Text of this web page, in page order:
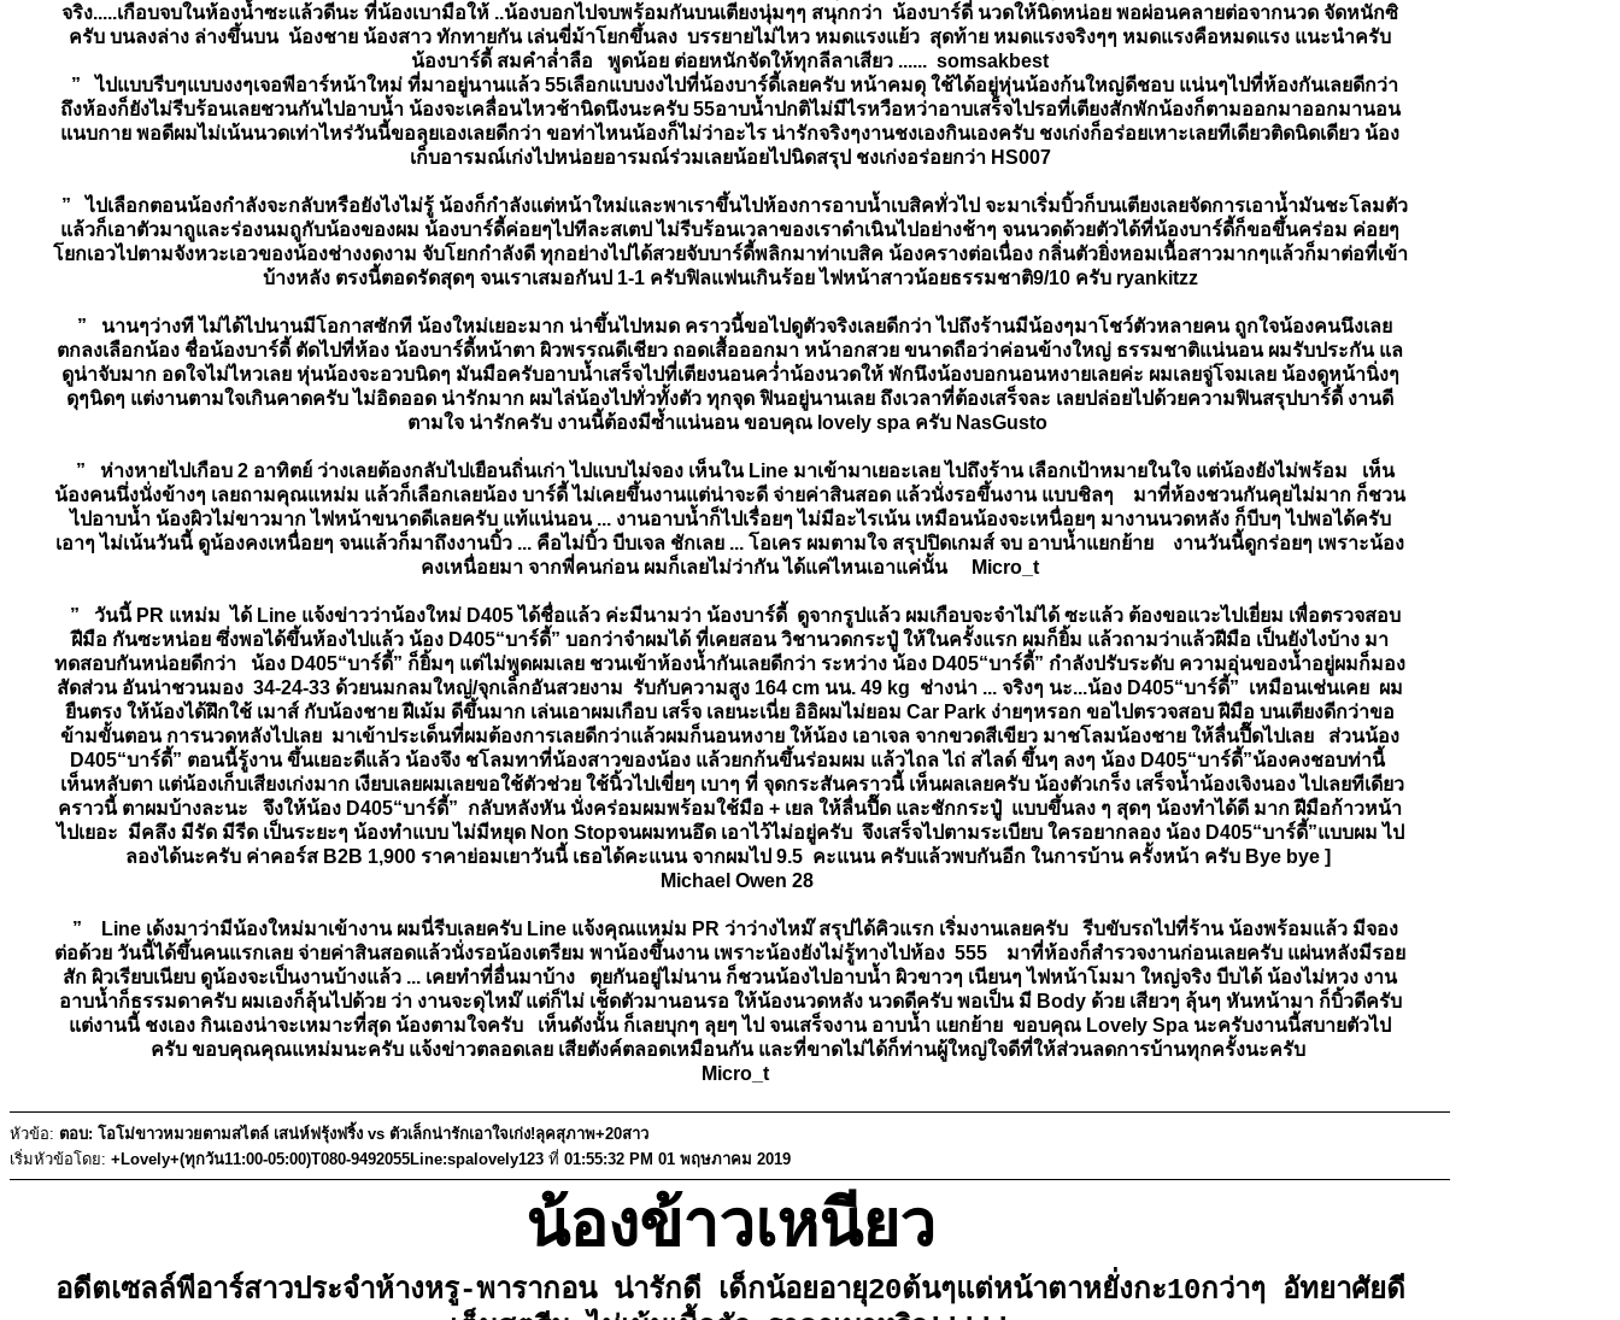
จริง.....เกือบจบในห้องน้ำซะแล้วดีนะ ที่น้องเบามือให้ ..น้องบอกไปจบพร้อมกันบนเตียงนุ่มๆๆ สนุกกว่า น้องบาร์ดี่ นวดให้นิดหน่อย พอผ่อนคลายต่อจากนวด จัดหนักซิ
ครับ บนลงล่าง ล่างขึ้นบน น้องชาย น้องสาว ทักทายกัน เล่นขี่ม้าโยกขึ้นลง บรรยายไม่ไหว หมดแรงแย้ว สุดท้าย หมดแรงจริงๆๆ หมดแรงคือหมดแรง แนะนำครับ
น้องบาร์ดี้ สมคำล่ำลือ พูดน้อย ต่อยหนักจัดให้ทุกลีลาเสียว ...... somsakbest
” ไปแบบรีบๆแบบงงๆเจอพีอาร์หน้าใหม่ ที่มาอยู่นานแล้ว 55เลือกแบบงงไปที่น้องบาร์ดี้เลยครับ หน้าคมดุ ใช้ได้อยู่หุ่นน้องก้นใหญ่ดีชอบ แน่นๆไปที่ห้องกันเลยดีกว่า
ถึงห้องก็ยังไม่รีบร้อนเลยชวนกันไปอาบน้ำ น้องจะเคลื่อนไหวช้านิดนึงนะครับ 55อาบน้ำปกติไม่มีไรหวือหว่าอาบเสร็จไปรอที่เตียงสักพักน้องก็ตามออกมาออกมานอน
แนบกาย พอดีผมไม่เน้นนวดเท่าไหร่วันนี้ขอลุยเองเลยดีกว่า ขอท่าไหนน้องก็ไม่ว่าอะไร น่ารักจริงๆงานชงเองกินเองครับ ชงเก่งก็อร่อยเหาะเลยทีเดียวติดนิดเดียว น้อง
เก็บอารมณ์เก่งไปหน่อยอารมณ์ร่วมเลยน้อยไปนิดสรุป ชงเก่งอร่อยกว่า HS007
” ไปเลือกตอนน้องกำลังจะกลับหรือยังไงไม่รู้ น้องก็กำลังแต่หน้าใหม่และพาเราขึ้นไปห้องการอาบน้ำเบสิคทั่วไป จะมาเริ่มบิ้วก็บนเตียงเลยจัดการเอาน้ำมันชะโลมตัว
แล้วก็เอาตัวมาถูและร่องนมถูกับน้องของผม น้องบาร์ดี้ค่อยๆไปทีละสเตป ไม่รีบร้อนเวลาของเราดำเนินไปอย่างช้าๆ จนนวดด้วยตัวได้ที่น้องบาร์ดี้ก็ขอขึ้นคร่อม ค่อยๆ
โยกเอวไปตามจังหวะเอวของน้องช่างงดงาม จับโยกกำลังดี ทุกอย่างไปได้สวยจับบาร์ดี้พลิกมาท่าเบสิค น้องครางต่อเนื่อง กลิ่นตัวยิ่งหอมเนื้อสาวมากๆแล้วก็มาต่อที่เข้า
บ้างหลัง ตรงนี้ตอดรัดสุดๆ จนเราเสมอกันป 1-1 ครับฟิลแฟนเกินร้อย ไฟหน้าสาวน้อยธรรมชาติ9/10 ครับ ryankitzz
” นานๆว่างที ไม่ได้ไปนานมีโอกาสซักที น้องใหม่เยอะมาก น่าขึ้นไปหมด คราวนี้ขอไปดูตัวจริงเลยดีกว่า ไปถึงร้านมีน้องๆมาโชว์ตัวหลายคน ถูกใจน้องคนนึงเลย
ตกลงเลือกน้อง ชื่อน้องบาร์ดี้ ตัดไปที่ห้อง น้องบาร์ดี้หน้าตา ผิวพรรณดีเชียว ถอดเสื้อออกมา หน้าอกสวย ขนาดถือว่าค่อนข้างใหญ่ ธรรมชาติแน่นอน ผมรับประกัน แล
ดูน่าจับมาก อดใจไม่ไหวเลย หุ่นน้องจะอวบนิดๆ มันมือครับอาบน้ำเสร็จไปที่เตียงนอนคว่ำน้องนวดให้ พักนึงน้องบอกนอนหงายเลยค่ะ ผมเลยจู่โจมเลย น้องดูหน้านิ่งๆ
ดุๆนิดๆ แต่งานตามใจเกินคาดครับ ไม่อิดออด น่ารักมาก ผมไล่น้องไปทั่วทั้งตัว ทุกจุด ฟินอยู่นานเลย ถึงเวลาที่ต้องเสร็จละ เลยปล่อยไปด้วยความฟินสรุปบาร์ดี้ งานดี
ตามใจ น่ารักครับ งานนี้ต้องมีซ้ำแน่นอน ขอบคุณ lovely spa ครับ NasGusto
” ห่างหายไปเกือบ 2 อาทิตย์ ว่างเลยต้องกลับไปเยือนถิ่นเก่า ไปแบบไม่จอง เห็นใน Line มาเข้ามาเยอะเลย ไปถึงร้าน เลือกเป้าหมายในใจ แต่น้องยังไม่พร้อม เห็น
น้องคนนึ่งนั่งข้างๆ เลยถามคุณแหม่ม แล้วก็เลือกเลยน้อง บาร์ดี้ ไม่เคยขึ้นงานแต่น่าจะดี จ่ายค่าสินสอด แล้วนั่งรอขึ้นงาน แบบชิลๆ มาที่ห้องชวนกันคุยไม่มาก ก็ชวน
ไปอาบน้ำ น้องผิวไม่ขาวมาก ไฟหน้าขนาดดีเลยครับ แท้แน่นอน ... งานอาบน้ำก็ไปเรื่อยๆ ไม่มีอะไรเน้น เหมือนน้องจะเหนื่อยๆ มางานนวดหลัง ก็บีบๆ ไปพอได้ครับ
เอาๆ ไม่เน้นวันนี้ ดูน้องคงเหนื่อยๆ จนแล้วก็มาถึงงานบิ้ว ... คือไม่บิ้ว บีบเจล ชักเลย ... โอเคร ผมตามใจ สรุปปิดเกมส์ จบ อาบน้ำแยกย้าย งานวันนี้ดูกร่อยๆ เพราะน้อง
คงเหนื่อยมา จากพี่คนก่อน ผมก็เลยไม่ว่ากัน ได้แค่ไหนเอาแค่นั้น Micro_t
” วันนี้ PR แหม่ม ได้ Line แจ้งข่าวว่าน้องใหม่ D405 ได้ชื่อแล้ว ค่ะมีนามว่า น้องบาร์ดี้ ดูจากรูปแล้ว ผมเกือบจะจำไม่ได้ ซะแล้ว ต้องขอแวะไปเยี่ยม เพื่อตรวจสอบ
ฝีมือ กันซะหน่อย ซึ่งพอได้ขึ้นห้องไปแล้ว น้อง D405“บาร์ดี้” บอกว่าจำผมได้ ที่เคยสอน วิชานวดกระปู๋ ให้ในครั้งแรก ผมก็ยิ้ม แล้วถามว่าแล้วฝีมือ เป็นยังไงบ้าง มา
ทดสอบกันหน่อยดีกว่า น้อง D405“บาร์ดี้” ก็ยิ้มๆ แต่ไม่พูดผมเลย ชวนเข้าห้องน้ำกันเลยดีกว่า ระหว่าง น้อง D405“บาร์ดี้” กำลังปรับระดับ ความอุ่นของน้ำอยู่ผมก็มอง
สัดส่วน อันน่าชวนมอง 34-24-33 ด้วยนมกลมใหญ่/จุกเล็กอันสวยงาม รับกับความสูง 164 cm นน. 49 kg ช่างน่า ... จริงๆ นะ...น้อง D405“บาร์ดี้” เหมือนเช่นเคย ผม
ยืนตรง ให้น้องได้ฝึกใช้ เมาส์ กับน้องชาย ฝีเม้ม ดีขึ้นมาก เล่นเอาผมเกือบ เสร็จ เลยนะเนี่ย อิอิผมไม่ยอม Car Park ง่ายๆหรอก ขอไปตรวจสอบ ฝีมือ บนเตียงดีกว่าขอ
ข้ามขั้นตอน การนวดหลังไปเลย มาเข้าประเด็นที่ผมต้องการเลยดีกว่าแล้วผมก็นอนหงาย ให้น้อง เอาเจล จากขวดสีเขียว มาชโลมน้องชาย ให้ลื่นปื๊ดไปเลย ส่วนน้อง
D405“บาร์ดี้” ตอนนี้รู้งาน ขึ้นเยอะดีแล้ว น้องจึง ชโลมทาที่น้องสาวของน้อง แล้วยกก้นขึ้นร่อมผม แล้วไถล ไถ่ สไลด์ ขึ้นๆ ลงๆ น้อง D405“บาร์ดี้”น้องคงชอบท่านี้
เห็นหลับตา แต่น้องเก็บเสียงเก่งมาก เงียบเลยผมเลยขอใช้ตัวช่วย ใช้นิ้วไปเขี่ยๆ เบาๆ ที่ จุดกระสันคราวนี้ เห็นผลเลยครับ น้องตัวเกร็ง เสร็จน้ำน้องเจิงนอง ไปเลยทีเดียว
คราวนี้ ตาผมบ้างละนะ จึงให้น้อง D405“บาร์ดี้” กลับหลังหัน นั่งคร่อมผมพร้อมใช้มือ + เยล ให้ลื่นปื๊ด และชักกระปู๋ แบบขึ้นลง ๆ สุดๆ น้องทำได้ดี มาก ฝีมือก้าวหน้า
ไปเยอะ มีคลึง มีรัด มีรีด เป็นระยะๆ น้องทำแบบ ไม่มีหยุด Non Stopจนผมทนอึด เอาไว้ไม่อยู่ครับ จึงเสร็จไปตามระเบียบ ใครอยากลอง น้อง D405“บาร์ดี้”แบบผม ไป
ลองได้นะครับ ค่าคอร์ส B2B 1,900 ราคาย่อมเยาวันนี้ เธอได้คะแนน จากผมไป 9.5 คะแนน ครับแล้วพบกันอีก ในการบ้าน ครั้งหน้า ครับ Bye bye ]
Michael Owen 28
” Line เด้งมาว่ามีน้องใหม่มาเข้างาน ผมนี่รีบเลยครับ Line แจ้งคุณแหม่ม PR ว่าว่างไหม๊ สรุปได้คิวแรก เริ่มงานเลยครับ รีบขับรถไปที่ร้าน น้องพร้อมแล้ว มีจอง
ต่อด้วย วันนี้ได้ขึ้นคนแรกเลย จ่ายค่าสินสอดแล้วนั่งรอน้องเตรียม พาน้องขึ้นงาน เพราะน้องยังไม่รู้ทางไปห้อง 555 มาที่ห้องก็สำรวจงานก่อนเลยครับ แผ่นหลังมีรอย
สัก ผิวเรียบเนียบ ดูน้องจะเป็นงานบ้างแล้ว ... เคยทำที่อื่นมาบ้าง ตุยกันอยู่ไม่นาน ก็ชวนน้องไปอาบน้ำ ผิวขาวๆ เนียนๆ ไฟหน้าโมมา ใหญ่จริง บีบได้ น้องไม่หวง งาน
อาบน้ำก็ธรรมดาครับ ผมเองก็ลุ้นไปด้วย ว่า งานจะดุไหม๊ แต่ก็ไม่ เช็ดตัวมานอนรอ ให้น้องนวดหลัง นวดดีครับ พอเป็น มี Body ด้วย เสียวๆ ลุ้นๆ หันหน้ามา ก็บิ้วดีครับ
แต่งานนี้ ชงเอง กินเองน่าจะเหมาะที่สุด น้องตามใจครับ เห็นดังนั้น ก็เลยบุกๆ ลุยๆ ไป จนเสร็จงาน อาบน้ำ แยกย้าย ขอบคุณ Lovely Spa นะครับงานนี้สบายตัวไป
ครับ ขอบคุณคุณแหม่มนะครับ แจ้งข่าวตลอดเลย เสียตังค์ตลอดเหมือนกัน และที่ขาดไม่ได้ก็ท่านผู้ใหญ่ใจดีที่ให้ส่วนลดการบ้านทุกครั้งนะครับ
Micro_t
หัวข้อ: ตอบ: โอโม่ขาวหมวยตามสไตล์ เสน่ห์ฟรุ้งฟริ้ง vs ตัวเล็กน่ารักเอาใจเก่ง!ลุคสุภาพ+20สาว
เริ่มหัวข้อโดย: +Lovely+(ทุกวัน11:00-05:00)T080-9492055Line:spalovely123 ที่ 01:55:32 PM 01 พฤษภาคม 2019
น้องข้าวเหนียว
อดีตเซลล์พีอาร์สาวประจำห้างหรู-พารากอน น่ารักดี เด็กน้อยอายุ20ต้นๆแต่หน้าตาหยั่งกะ10กว่าๆ อัทยาศัยดี